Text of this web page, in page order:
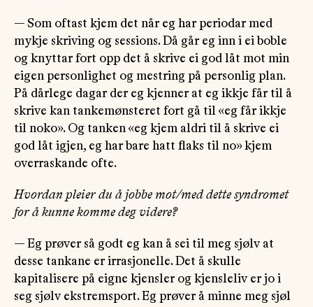
— Som oftast kjem det når eg har periodar med
mykje skriving og sessions. Då går eg inn i ei boble
og knyttar fort opp det å skrive ei god låt mot min
eigen personlighet og mestring på personlig plan.
På dårlege dagar der eg kjenner at eg ikkje får til å
skrive kan tankemønsteret fort gå til «eg får ikkje
til noko». Og tanken «eg kjem aldri til å skrive ei
god låt igjen, eg har bare hatt flaks til no» kjem
overraskande ofte.
Hvordan pleier du å jobbe mot/med dette syndromet
for å kunne komme deg videre?
— Eg prøver så godt eg kan å sei til meg sjølv at
desse tankane er irrasjonelle. Det å skulle
kapitalisere på eigne kjensler og kjensleliv er jo i
seg sjølv ekstremsport. Eg prøver å minne meg sjøl